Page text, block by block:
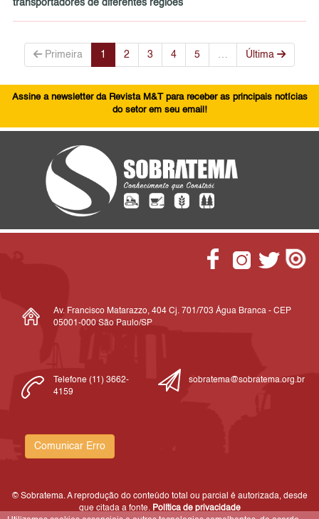
transportadores de diferentes regiões
Primeira 1 2 3 4 5 Última
Assine a newsletter da Revista M&T para receber as principais notícias
do setor em seu email!
Av. Francisco Matarazzo, 404 Cj. 701/703 Água Branca - CEP
05001-000 São Paulo/SP
Telefone (11) 3662-
4159
sobratema@sobratema.org.br
Comunicar Erro
© Sobratema. A reprodução do conteúdo total ou parcial é autorizada, desde
que citada a fonte. Política de privacidade